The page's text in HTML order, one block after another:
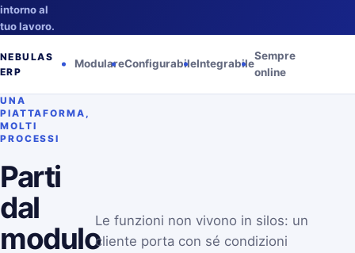
intorno al
tuo lavoro.
NEBULAS
ERP
ModulareConfigurabileIntegrabile
Sempre
online
UNA
PIATTAFORMA,
MOLTI
PROCESSI
Parti
dal
moduloLe funzioni non vivono in silos: un
cliente porta con sé condizioni